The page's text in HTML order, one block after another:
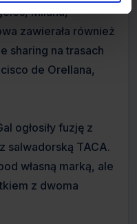
Milanu,
zawierała również
sharing na trasach
de Orellana,
ogłosiły fuzję z
salwadorską TACA.
własną marką, ale
z dwoma